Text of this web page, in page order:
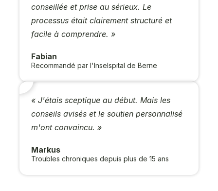
conseillée et prise au sérieux. Le
processus était clairement structuré et
facile à comprendre. »
Fabian
Recommandé par l'Inselspital de Berne
« J'étais sceptique au début. Mais les
conseils avisés et le soutien personnalisé
m'ont convaincu. »
Markus
Troubles chroniques depuis plus de 15 ans